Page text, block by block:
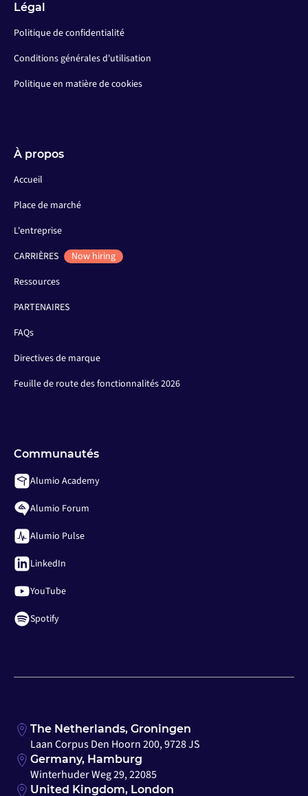
Légal
Politique de confidentialité
Conditions générales d'utilisation
Politique en matière de cookies
À propos
Accueil
Place de marché
L'entreprise
CARRIÈRES
Now hiring
Ressources
PARTENAIRES
FAQs
Directives de marque
Feuille de route des fonctionnalités 2026
Communautés
Alumio Academy
Alumio Forum
Alumio Pulse
LinkedIn
YouTube
Spotify
The Netherlands, Groningen
Laan Corpus Den Hoorn 200, 9728 JS
Germany, Hamburg
Winterhuder Weg 29, 22085
United Kingdom, London